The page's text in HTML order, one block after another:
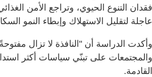
فقدان التنوع الحيوي، وتراجع الأمن
عاجلة لتقليل الاستهلاك وإبطاء النمو
وأكدت الدراسة أن "النافذة لا تزال
والمجتمعات على تبنّي سياسات أكثر
القادمة.